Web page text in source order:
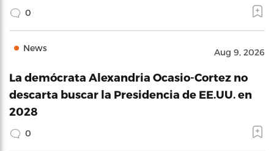
0
News Aug 9, 2026
La demócrata Alexandria Ocasio-Cortez no
descarta buscar la Presidencia de EE.UU. en
2028
0